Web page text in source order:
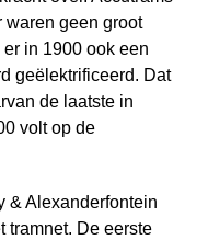
waren geen groot
in 1900 ook een
geëlektrificeerd. Dat
de laatste in
volt op de
& Alexanderfontein
tramnet. De eerste